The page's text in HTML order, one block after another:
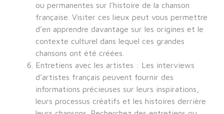
ou permanentes sur l’histoire de la chanson
française. Visiter ces lieux peut vous permettre
d’en apprendre davantage sur les origines et le
contexte culturel dans lequel ces grandes
chansons ont été créées.
Entretiens avec les artistes : Les interviews
d’artistes français peuvent fournir des
informations précieuses sur leurs inspirations,
leurs processus créatifs et les histoires derrière